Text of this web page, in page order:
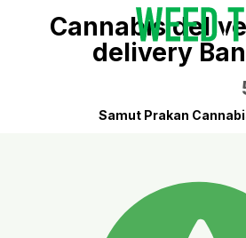
Cannabis
delivery
Samut Prakan